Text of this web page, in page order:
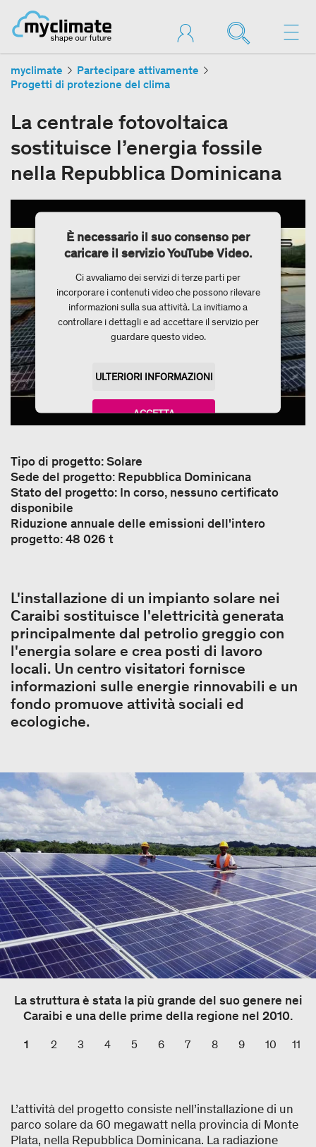
myclimate
Partecipare attivamente
Progetti di protezione del clima
La centrale fotovoltaica
sostituisce l’energia fossile
nella Repubblica Dominicana
È necessario il suo consenso per
caricare il servizio YouTube Video.
Ci avvaliamo dei servizi di terze parti per
incorporare i contenuti video che possono rilevare
informazioni sulla sua attività. La invitiamo a
controllare i dettagli e ad accettare il servizio per
guardare questo video.
ULTERIORI INFORMAZIONI
ACCETTA
Tipo di progetto: Solare
Sede del progetto: Repubblica Dominicana
Stato del progetto: In corso, nessuno certificato
disponibile
Riduzione annuale delle emissioni dell'intero
progetto: 48 026 t
L'installazione di un impianto solare nei
Caraibi sostituisce l'elettricità generata
principalmente dal petrolio greggio con
l'energia solare e crea posti di lavoro
locali. Un centro visitatori fornisce
informazioni sulle energie rinnovabili e un
fondo promuove attività sociali ed
ecologiche.
La struttura è stata la più grande del suo genere nei
Caraibi e una delle prime della regione nel 2010.
1 2 3 4 5 6 7 8 9 10 11
L’attività del progetto consiste nell’installazione di un
parco solare da 60 megawatt nella provincia di Monte
Plata, nella Repubblica Dominicana. La radiazione